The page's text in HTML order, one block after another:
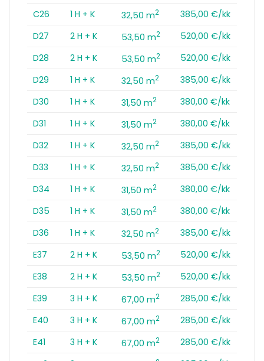
C26
1 H + K 32,50 m2
385,00 €/kk
D27
2 H + K 53,50 m2
520,00 €/kk
D28
2 H + K 53,50 m2
520,00 €/kk
D29
1 H + K 32,50 m2
385,00 €/kk
D30
1 H + K 31,50 m2
380,00 €/kk
D31
1 H + K 31,50 m2
380,00 €/kk
D32
1 H + K 32,50 m2
385,00 €/kk
D33
1 H + K 32,50 m2
385,00 €/kk
D34
1 H + K 31,50 m2
380,00 €/kk
D35
1 H + K 31,50 m2
380,00 €/kk
D36
1 H + K 32,50 m2
385,00 €/kk
E37
2 H + K 53,50 m2
520,00 €/kk
E38
2 H + K 53,50 m2
520,00 €/kk
E39
3 H + K 67,00 m2
285,00 €/kk
E40
3 H + K 67,00 m2
285,00 €/kk
E41
3 H + K 67,00 m2
285,00 €/kk